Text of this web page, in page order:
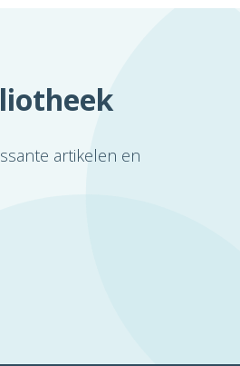
artikelen en